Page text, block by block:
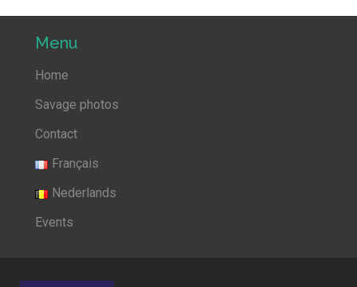
Menu
Home
Savage photos
Contact
Français
Nederlands
Events